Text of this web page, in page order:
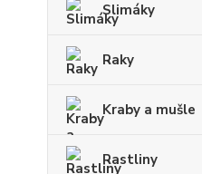
Slimáky
Raky
Kraby a mušle
Rastliny